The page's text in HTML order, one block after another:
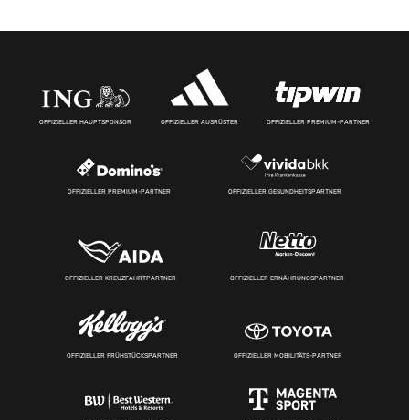
OFFIZIELLER HAUPTSPONSOR OFFIZIELLER AUSRÜSTER OFFIZIELLER PREMIUM-PARTNER
OFFIZIELLER PREMIUM-PARTNER OFFIZIELLER GESUNDHEITSPARTNER
OFFIZIELLER KREUZFAHRTPARTNER OFFIZIELLER ERNÄHRUNGSPARTNER
OFFIZIELLER FRÜHSTÜCKSPARTNER OFFIZIELLER MOBILITÄTS-PARTNER